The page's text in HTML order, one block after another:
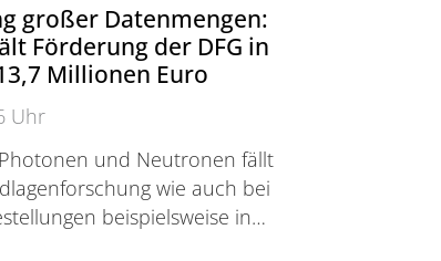
großer Datenmengen:
Förderung der DFG in
Millionen Euro
Uhr
und Neutronen fällt
wie auch bei
beispielsweise in…
Datenmengen: Konsortium erhält